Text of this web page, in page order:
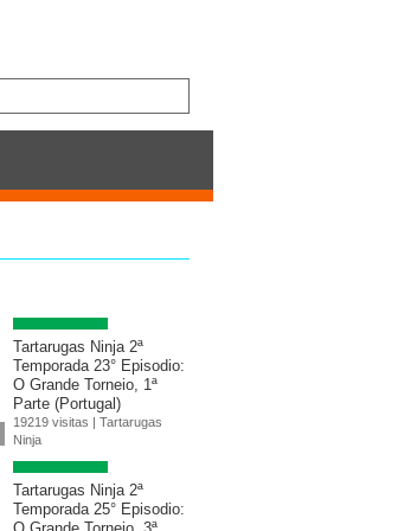
Tartarugas Ninja 2ª
Temporada 23° Episodio:
O Grande Torneio, 1ª
Parte (Portugal)
19219 visitas | Tartarugas
Ninja
Tartarugas Ninja 2ª
Temporada 25° Episodio: